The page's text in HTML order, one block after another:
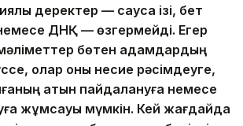
деректер — саусақ ізі, бет
ДНҚ — өзгермейді. Егер
бөтен адамдардың
олар оны несие рәсімдеуге,
атын пайдалануға немесе
жұмсауы мүмкін. Кей жағдайда